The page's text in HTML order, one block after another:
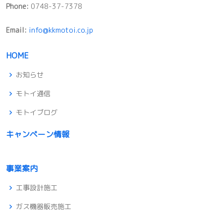
Phone: 0748-37-7378
Email: info@kkmotoi.co.jp
HOME
お知らせ
モトイ通信
モトイブログ
キャンペーン情報
事業案内
工事設計施工
ガス機器販売施工